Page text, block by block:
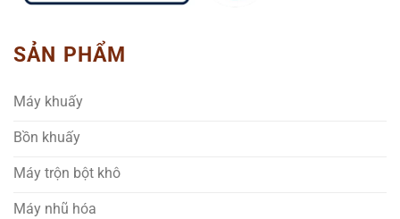
SẢN PHẨM
Máy khuấy
Bồn khuấy
Máy trộn bột khô
Máy nhũ hóa